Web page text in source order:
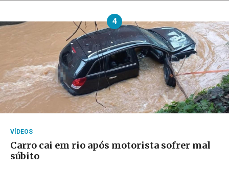
4
VÍDEOS
Carro cai em rio após motorista sofrer mal
súbito